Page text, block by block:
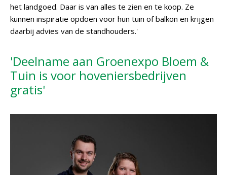
het landgoed. Daar is van alles te zien en te koop. Ze
kunnen inspiratie opdoen voor hun tuin of balkon en krijgen
daarbij advies van de standhouders.'
'Deelname aan Groenexpo Bloem &
Tuin is voor hoveniersbedrijven
gratis'